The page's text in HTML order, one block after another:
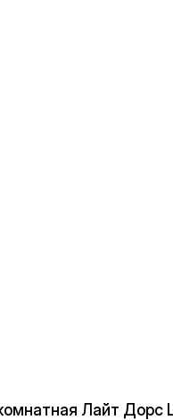
Лайт Дорс